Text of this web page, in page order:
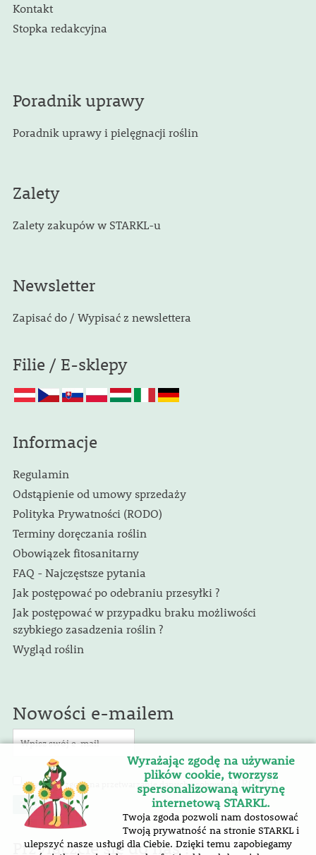
Kontakt
Stopka redakcyjna
Poradnik uprawy
Poradnik uprawy i pielęgnacji roślin
Zalety
Zalety zakupów w STARKL-u
Newsletter
Zapisać do / Wypisać z newslettera
Filie / E-sklepy
Informacje
Regulamin
Odstąpienie od umowy sprzedaży
Polityka Prywatności (RODO)
Terminy doręczania roślin
Obowiązek fitosanitarny
FAQ - Najczęstsze pytania
Jak postępować po odebraniu przesyłki ?
Jak postępować w przypadku braku możliwości
szybkiego zasadzenia roślin ?
Wygląd roślin
Nowości e-mailem
Wyrażam zgodę na przetwarzanie danych osobowych (RODO)
Przyłączcie się do nas !
Wyrażając zgodę na używanie
plików cookie, tworzysz
spersonalizowaną witrynę
internetową STARKL.
Twoja zgoda pozwoli nam dostosować
Twoją prywatność na stronie STARKL i
ulepszyć nasze usługi dla Ciebie. Dzięki temu zapobiegamy